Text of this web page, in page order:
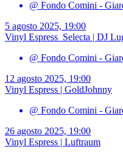
@ Fondo Comini -
5 agosto 2025, 19:00
Vinyl Espress_Selecta | DJ
@ Fondo Comini -
12 agosto 2025, 19:00
Vinyl Espress | GoldJohnny
@ Fondo Comini -
26 agosto 2025, 19:00
Vinyl Espress | Luftraum